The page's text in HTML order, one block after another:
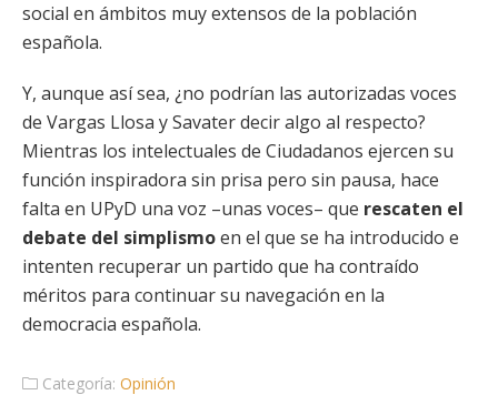
social en ámbitos muy extensos de la población
española.
Y, aunque así sea, ¿no podrían las autorizadas voces
de Vargas Llosa y Savater decir algo al respecto?
Mientras los intelectuales de Ciudadanos ejercen su
función inspiradora sin prisa pero sin pausa, hace
falta en UPyD una voz –unas voces– que rescaten el
debate del simplismoen el que se ha introducido e
intenten recuperar un partido que ha contraído
méritos para continuar su navegación en la
democracia española.
Categoría: Opinión